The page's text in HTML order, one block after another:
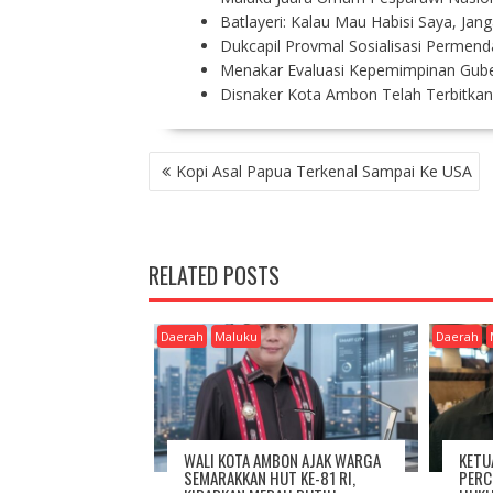
Batlayeri: Kalau Mau Habisi Saya,
Dukcapil Provmal Sosialisasi
Menakar Evaluasi Kepemimpinan
Disnaker Kota Ambon Telah
P
O
N
A
V
G
A
T
O
N
Kopi Asal Papua Terkenal Sampai Ke USA
RELATED POSTS
Daerah Maluku
WALI KOTA AMBON AJAK WARGA
SEMARAKKAN HUT KE-81 RI,
Daerah